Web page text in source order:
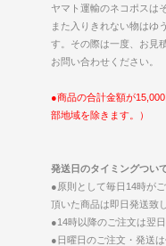
ヤマト運輸のネコポスは
また入りきれない物はゆ
す。その際は一度、お見
お問い合わせください。
●商品の合計金額が
部地域を除きます。）
発送日のタイミングつい
●原則として毎日14時が
頂いた商品は即日発送致
●14時以降のご注文は翌
●日曜日のご注文・発送